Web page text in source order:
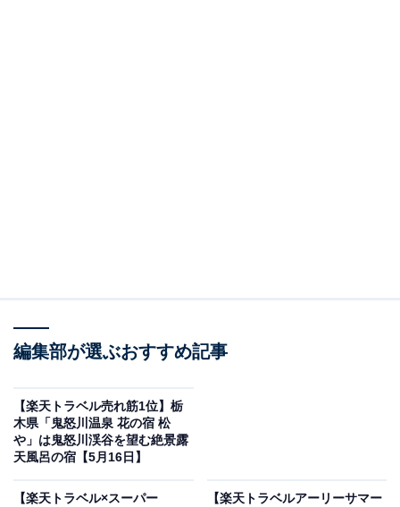
名湯秘湯うなぎ湯の宿 旬樹庵 琢ひで（画像出典：楽天トラベル）
で予約可能です。
編集部が選ぶおすすめ記事
【楽天トラベル売れ筋1位】栃
木県「鬼怒川温泉 花の宿 松
や」は鬼怒川渓谷を望む絶景露
天風呂の宿【5月16日】
【楽天トラベル×スーパー
【楽天トラベルアーリーサマー